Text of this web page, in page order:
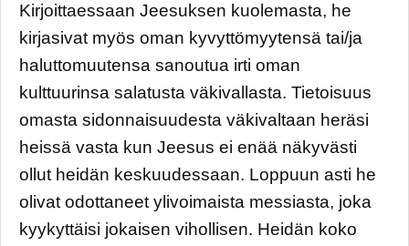
Kirjoittaessaan Jeesuksen kuolemasta, he
kirjasivat myös oman kyvyttömyytensä tai/ja
haluttomuutensa sanoutua irti oman
kulttuurinsa salatusta väkivallasta. Tietoisuus
omasta sidonnaisuudesta väkivaltaan heräsi
heissä vasta kun Jeesus ei enää näkyvästi
ollut heidän keskuudessaan. Loppuun asti he
olivat odottaneet ylivoimaista messiasta, joka
kyykyttäisi jokaisen vihollisen. Heidän koko